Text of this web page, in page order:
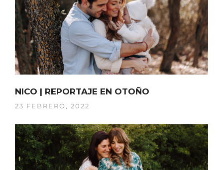
NICO | REPORTAJE EN OTOÑO
23 FEBRERO, 2022